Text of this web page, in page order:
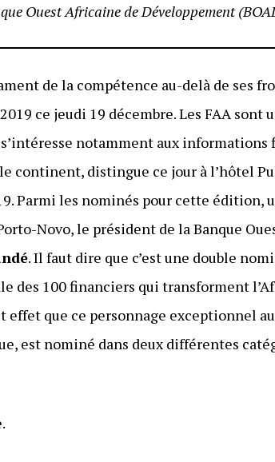
Ouest Africaine de Développement
de la compétence au-delà de ses
ce jeudi 19 décembre. Les FAA
notamment aux
continent, distingue ce jour à l’hôtel
Parmi les nominés pour cette édition,
Novo, le président de la Banque
. Il faut dire que c’est une double
des 100 financiers qui transforment
effet que ce personnage exceptionnel
est nominé dans deux différentes